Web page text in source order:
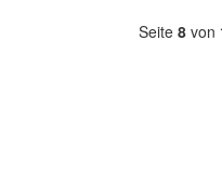
Seite 8 von